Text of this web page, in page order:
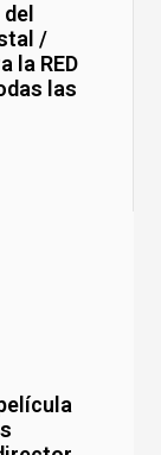
/
la RED
las